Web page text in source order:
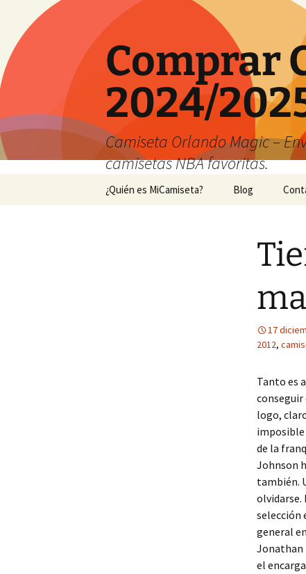
Comprar
2024/
Camiseta Orlando Magic –
camisetas NBA favoritas.
¿Quién es MiCamiseta? Blog
17
2012,
Tanto es
conseguir
logo,
de la
Johnson
también.
olvidarse.
selección
general
Jonathan
el